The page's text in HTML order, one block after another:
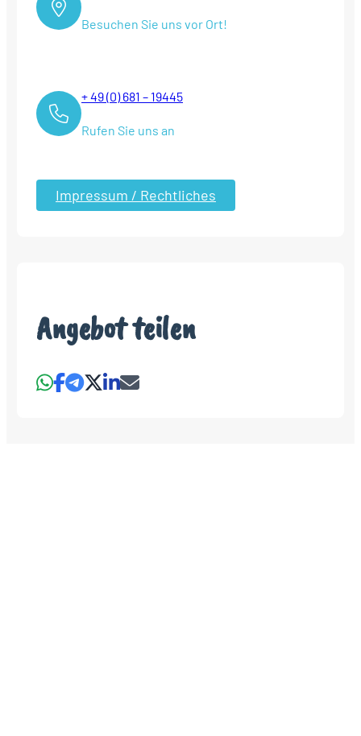
Besuchen Sie uns vor Ort!
+ 49 (0) 681 – 19445
Rufen Sie uns an
Impressum / Rechtliches
Angebot teilen